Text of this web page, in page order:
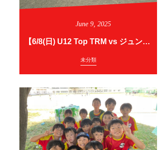
June 9, 2025
【6/8(日) U12 Top TRM vs ジュントスSC・アスルクラロ札幌】
未分類